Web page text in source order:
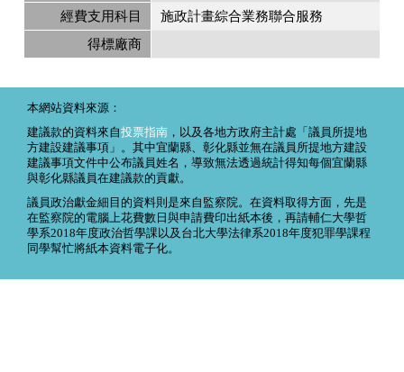
經費支用科目
施政計畫綜合業務聯合服務
得標廠商
本網站資料來源：
建議款的資料來自投票指南 ，以及各地方政府主計處「議員所提地
方建設建議事項」。其中宜蘭縣、彰化縣並無在議員所提地方建設
建議事項文件中公布議員姓名，導致無法透過統計得知每個宜蘭縣
與彰化縣議員在建議款的貢獻。
議員政治獻金細目的資料則是來自監察院。在資料取得方面，先是
在監察院的電腦上花費數日與申請費印出紙本後，再請輔仁大學哲
學系2018年度政治哲學課以及台北大學法律系2018年度犯罪學課程
同學幫忙將紙本資料電子化。